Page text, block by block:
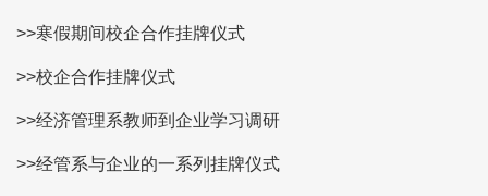
>>寒假期间校企合作挂牌仪式
>>校企合作挂牌仪式
>>经济管理系教师到企业学习调研
>>经管系与企业的一系列挂牌仪式